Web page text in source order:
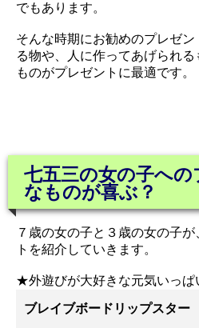
でもあります。
そんな時期にお勧めのプレゼ
る物や、人に作ってあげられ
ものがプレゼントに最適です。
七五三の女の子へ
なものが喜ぶ？
７歳の女の子と３歳の女の子
トを紹介していきます。
★外遊びが大好きな元気いっ
ブレイブボードリップスター